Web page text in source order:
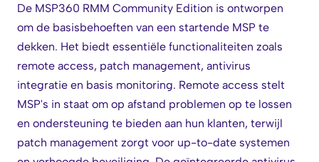
De MSP360 RMM Community Edition is ontworpen
om de basisbehoeften van een startende MSP te
dekken. Het biedt essentiële functionaliteiten zoals
remote access, patch management, antivirus
integratie en basis monitoring. Remote access stelt
MSP's in staat om op afstand problemen op te lossen
en ondersteuning te bieden aan hun klanten, terwijl
patch management zorgt voor up-to-date systemen